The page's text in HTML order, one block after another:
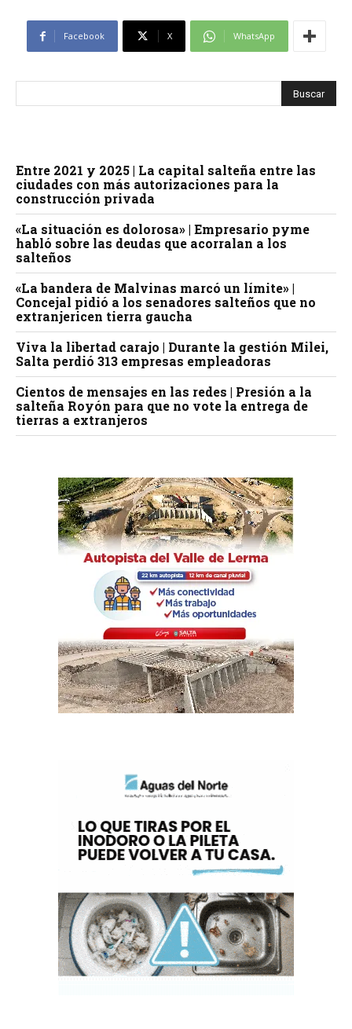
Facebook X WhatsApp
Entre 2021 y 2025 | La capital salteña entre las
ciudades con más autorizaciones para la
construcción privada
«La situación es dolorosa» | Empresario pyme
habló sobre las deudas que acorralan a los
salteños
«La bandera de Malvinas marcó un límite» |
Concejal pidió a los senadores salteños que no
extranjericen tierra gaucha
Viva la libertad carajo | Durante la gestión Milei,
Salta perdió 313 empresas empleadoras
Cientos de mensajes en las redes | Presión a la
salteña Royón para que no vote la entrega de
tierras a extranjeros